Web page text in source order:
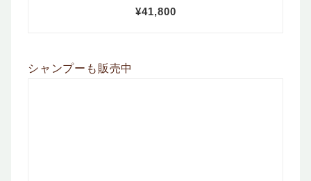
シャンプーも販売中